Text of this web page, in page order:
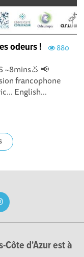
880
odeurs !
~8mins👃 📢
francophone
English...
Côte d'Azur est à